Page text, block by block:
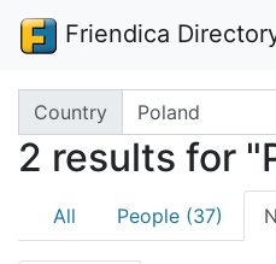
Friendica
Search terms
Country
2 results for
All People (37)